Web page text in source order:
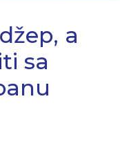
a
sa